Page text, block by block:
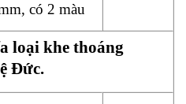
có 2 màu
loại khe thoáng
Đức.